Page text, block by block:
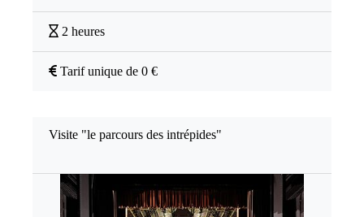
2 heures
Tarif unique de 0 €
Visite "le parcours des intrépides"